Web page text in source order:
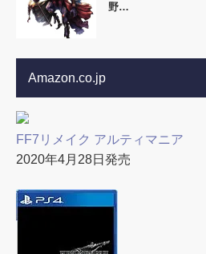
野…
Amazon.co.jp
FF7リメイク アルティマニア
2020年4月28日発売